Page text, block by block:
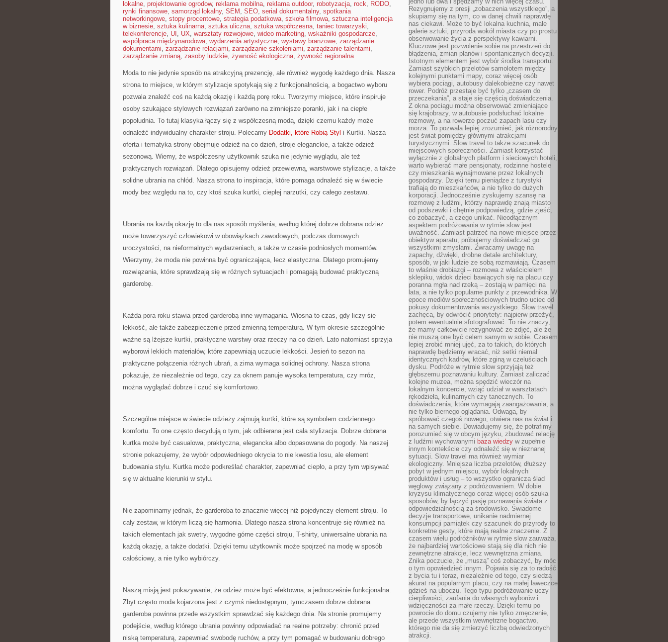
lokalne, projektowanie ogrodow, reklama mobilna, reklama outdoor, robotyzacja, rock, RODO,
rynki finansowe, samorząd lokalny, SEM , SEO, serial dokumentalny, spotkania
networkingowe, stopy procentowe, strategia podatkowa, szkoła filmowa, sztuczna inteligencja
w biznesie, sztuka kulinarna, sztuka uliczna, sztuka współczesna, taniec towarzyski,
telekonferencje, UI , UX, warsztaty rozwojowe, wideo marketing, wskaźniki gospodarcze,
współpraca międzynarodowa, wydarzenia artystyczne, wystawy branżowe, zarządzanie
dokumentami, zarządzanie relacjami, zarządzanie szkoleniami, zarządzanie talentami,
zarządzanie zmianą, zasoby ludzkie, żywność ekologiczna, żywność regionalna
Moda to nie jedynie sposób na atrakcyjną prezencję, ale również wygodę każdego dnia. Nasza
strona to miejsce, w którym stylizacje spotykają się z funkcjonalnością, a bogactwo wyboru
pozwala znaleźć coś na każdą okazję i każdą porę roku. Tworzymy miejsce, które inspiruje
osoby szukające stylowych rozwiązań zarówno na zimniejsze poranki, jak i na ciepłe
popołudnia. To tutaj klasyka łączy się z współczesną modą, dzięki czemu każdy może
odnaleźć indywidualny charakter stroju. Polecamy Dodatki, które Robią Styl i Kurtki. Nasza
oferta i tematyka strony obejmuje odzież na co dzień, stroje eleganckie, a także odzież
sezonową. Wiemy, że współczesny użytkownik szuka nie jedynie wyglądu, ale też
praktycznych rozwiązań. Dlatego opisujemy odzież przewiewną, warstwowe stylizacje, a także
solidne ubrania na chłód. Nasza strona to inspiracja, które pomaga odnaleźć się w świecie
mody bez względu na to, czy ktoś szuka kurtki, ciepłej narzutki, czy całego zestawu.
Ubrania na każdą okazję to dla nas sposób myślenia, według której dobrze dobrana odzież
może towarzyszyć człowiekowi w obowiązkach zawodowych, podczas domowych
uroczystości, na nieformalnych wydarzeniach, a także w czasie podniosłych momentów.
Wierzymy, że moda nie powinna być ograniczająca, lecz elastyczna. Dlatego promujemy
rozwiązania, które sprawdzają się w różnych sytuacjach i pomagają budować praktyczną
garderobę.
Każda pora roku stawia przed garderobą inne wymagania. Wiosna to czas, gdy liczy się
lekkość, ale także zabezpieczenie przed zmienną temperaturą. W tym okresie szczególnie
ważne są lżejsze kurtki, praktyczne warstwy oraz rzeczy na co dzień. Lato natomiast sprzyja
wyborowi lekkich materiałów, które zapewniają uczucie lekkości. Jesień to sezon na
praktyczne połączenia różnych ubrań, a zima wymaga solidnej ochrony. Nasza strona
pokazuje, że niezależnie od tego, czy za oknem panuje wysoka temperatura, czy mróz,
można wyglądać dobrze i czuć się komfortowo.
Szczególne miejsce w świecie odzieży zajmują kurtki, które są symbolem codziennego
komfortu. To one często decydują o tym, jak odbierana jest cała stylizacja. Dobrze dobrana
kurtka może być casualowa, praktyczna, elegancka albo dopasowana do pogody. Na naszej
stronie pokazujemy, że wybór odpowiedniego okrycia to nie kwestia losu, ale element
budowania stylu. Kurtka może podkreślać charakter, zapewniać ciepło, a przy tym wpisywać
się w aktualne kierunki w stylu.
Nie zapominamy jednak, że garderoba to znacznie więcej niż pojedynczy element stroju. To
cały zestaw, w którym liczą się harmonia. Dlatego nasza strona koncentruje się również na
takich elementach jak swetry, wygodne górne części stroju, T-shirty, uniwersalne ubrania na
każdą okazję, a także dodatki. Dzięki temu użytkownik może spojrzeć na modę w sposób
całościowy, a nie tylko wybiórczy.
Naszą misją jest pokazywanie, że odzież może być efektowna, a jednocześnie funkcjonalna.
Zbyt często moda kojarzona jest z czymś niedostępnym, tymczasem dobrze dobrana
garderoba powinna przede wszystkim sprawdzać się każdego dnia. Na stronie promujemy
podejście, według którego ubrania powinny odpowiadać na realne potrzeby: chronić przed
niską temperaturą, zapewniać swobodę ruchów, a przy tym pomagać w budowaniu dobrego
Rezygnujemy z presji „zobaczenia wszystkiego”, a
skupiamy się na tym, co w danej chwili naprawdę
nas ciekawi. Może to być lokalna kuchnia, małe
galerie sztuki, przyroda wokół miasta czy po prostu
obserwowanie życia z perspektywy kawiarni.
Kluczowe jest pozwolenie sobie na przestrzeń do
błądzenia, zmian planów i spontanicznych decyzji.
Istotnym elementem jest wybór środka transportu.
Zamiast szybkich przelotów samolotem między
kolejnymi punktami mapy, coraz więcej osób
wybiera pociągi, autobusy dalekobieżne czy nawet
rower. Podróż przestaje być tylko „czasem do
przeczekania”, a staje się częścią doświadczenia.
Z okna pociągu można obserwować zmieniające
się krajobrazy, w autobusie podsłuchać lokalne
rozmowy, a na rowerze poczuć zapach lasu czy
morza. To pozwala lepiej zrozumieć, jak różnorodny
jest świat pomiędzy głównymi atrakcjami
turystycznymi. Slow travel to także szacunek do
miejscowych społeczności. Zamiast korzystać
wyłącznie z globalnych platform i sieciowych hoteli,
warto wybierać małe pensjonaty, rodzinne hostele
czy mieszkania wynajmowane przez lokalnych
gospodarzy. Dzięki temu pieniądze z turystyki
trafiają do mieszkańców, a nie tylko do dużych
korporacji. Jednocześnie zyskujemy szansę na
rozmowę z ludźmi, którzy naprawdę znają miasto
od podszewki i chętnie podpowiedzą, gdzie zjeść,
co zobaczyć, a czego unikać. Nieodłącznym
aspektem podróżowania w rytmie slow jest
uważność. Zamiast patrzeć na nowe miejsce przez
obiektyw aparatu, próbujemy doświadczać go
wszystkimi zmysłami. Zwracamy uwagę na
zapachy, dźwięki, drobne detale architektury,
sposób, w jaki ludzie ze sobą rozmawiają. Czasem
to właśnie drobiazgi – rozmowa z właścicielem
sklepiku, widok dzieci bawiących się na placu czy
poranna mgła nad rzeką – zostają w pamięci na
lata, a nie tylko popularne punkty z przewodnika. W
epoce mediów społecznościowych trudno uciec od
pokusy dokumentowania wszystkiego. Slow travel
zachęca, by odwrócić priorytety: najpierw przeżyć,
potem ewentualnie sfotografować. To nie znaczy,
że mamy całkowicie rezygnować ze zdjęć, ale że
nie muszą one być celem samym w sobie. Czasem
lepiej zrobić mniej ujęć, za to takich, do których
naprawdę będziemy wracać, niż setki niemal
identycznych kadrów, które zginą w czeluściach
dysku. Podróże w rytmie slow sprzyjają też
głębszemu poznawaniu kultury. Zamiast zaliczać
kolejne muzea, można spędzić wieczór na
lokalnym koncercie, wziąć udział w warsztatach
rękodzieła, kulinarnych czy tanecznych. To
doświadczenia, które wymagają zaangażowania, a
nie tylko biernego oglądania. Odwaga, by
spróbować czegoś nowego, otwiera nas na świat i
na samych siebie. Dowiadujemy się, że potrafimy
porozumieć się w obcym języku, zbudować relację
z ludźmi wychowanymi baza wiedzy w zupełnie
innym kontekście czy odnaleźć się w nieznanej
sytuacji. Slow travel ma również wymiar
ekologiczny. Mniejsza liczba przelotów, dłuższy
pobyt w jednym miejscu, wybór lokalnych
produktów i usług – to wszystko ogranicza ślad
węglowy związany z podróżowaniem. W dobie
kryzysu klimatycznego coraz więcej osób szuka
sposobów, by łączyć pasję poznawania świata z
odpowiedzialnością za środowisko. Świadome
decyzje transportowe, unikanie nadmiernej
konsumpcji pamiątek czy szacunek do przyrody to
konkretne gesty, które mają realne znaczenie. Z
czasem wielu podróżników w rytmie slow zauważa,
że najbardziej wartościowe stają się dla nich nie
zewnętrzne atrakcje, lecz wewnętrzna zmiana.
Znika poczucie, że „muszą” coś zobaczyć, by móc
o tym opowiedzieć innym. Pojawia się za to radość
z bycia tu i teraz, niezależnie od tego, czy siedzą
akurat na popularnym placu, czy na małej ławeczce
gdzieś na uboczu. Tego typu podróżowanie uczy
cierpliwości, zaufania do własnych wyborów i
wdzięczności za małe rzeczy. Dzięki temu po
powrocie do domu czujemy nie tylko zmęczenie,
ale przede wszystkim wewnętrzne bogactwo,
którego nie da się zmierzyć liczbą odwiedzonych
atrakcji.